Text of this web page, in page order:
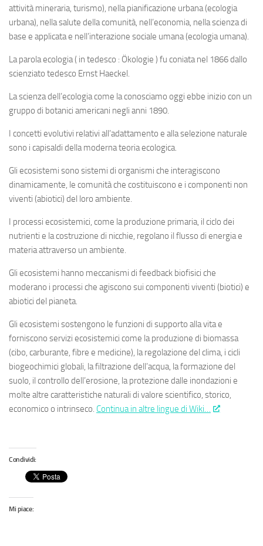
attività mineraria, turismo), nella pianificazione urbana (ecologia
urbana), nella salute della comunità, nell’economia, nella scienza di
base e applicata e nell’interazione sociale umana (ecologia umana).
La parolaecologia( in tedesco : Ökologie ) fu coniata nel 1866 dallo
scienziato tedesco Ernst Haeckel.
La scienza dell’ecologia come la conosciamo oggi ebbe inizio con un
gruppo di botanici americani negli anni 1890.
I concetti evolutivi relativi all’adattamento e alla selezione naturale
sono i capisaldi della moderna teoria ecologica.
Gli ecosistemi sono sistemi di organismi che interagiscono
dinamicamente, le comunità che costituiscono e i componenti non
viventi (abiotici) del loro ambiente.
I processi ecosistemici, come la produzione primaria, il ciclo dei
nutrienti e la costruzione di nicchie, regolano il flusso di energia e
materia attraverso un ambiente.
Gli ecosistemi hanno meccanismi di feedback biofisici che
moderano i processi che agiscono sui componenti viventi (biotici) e
abiotici del pianeta.
Gli ecosistemi sostengono le funzioni di supporto alla vita e
forniscono servizi ecosistemici come la produzione di biomassa
(cibo, carburante, fibre e medicine), la regolazione del clima, i cicli
biogeochimici globali, la filtrazione dell’acqua, la formazione del
suolo, il controllo dell’erosione, la protezione dalle inondazioni e
molte altre caratteristiche naturali di valore scientifico, storico,
economico o intrinseco. Continua in altre lingue di Wiki…
Condividi:
Mi piace: